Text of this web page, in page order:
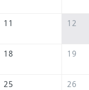
11 12
18 19
25 26